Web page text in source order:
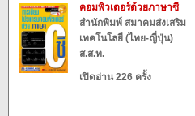
คอมพิวเตอร์ด้วยภาษาซี
สำนักพิมพ์ สมาคมส่งเสริม
เทคโนโลยี (ไทย-ญี่ปุ่น)
ส.ส.ท.
เปิดอ่าน 226 ครั้ง